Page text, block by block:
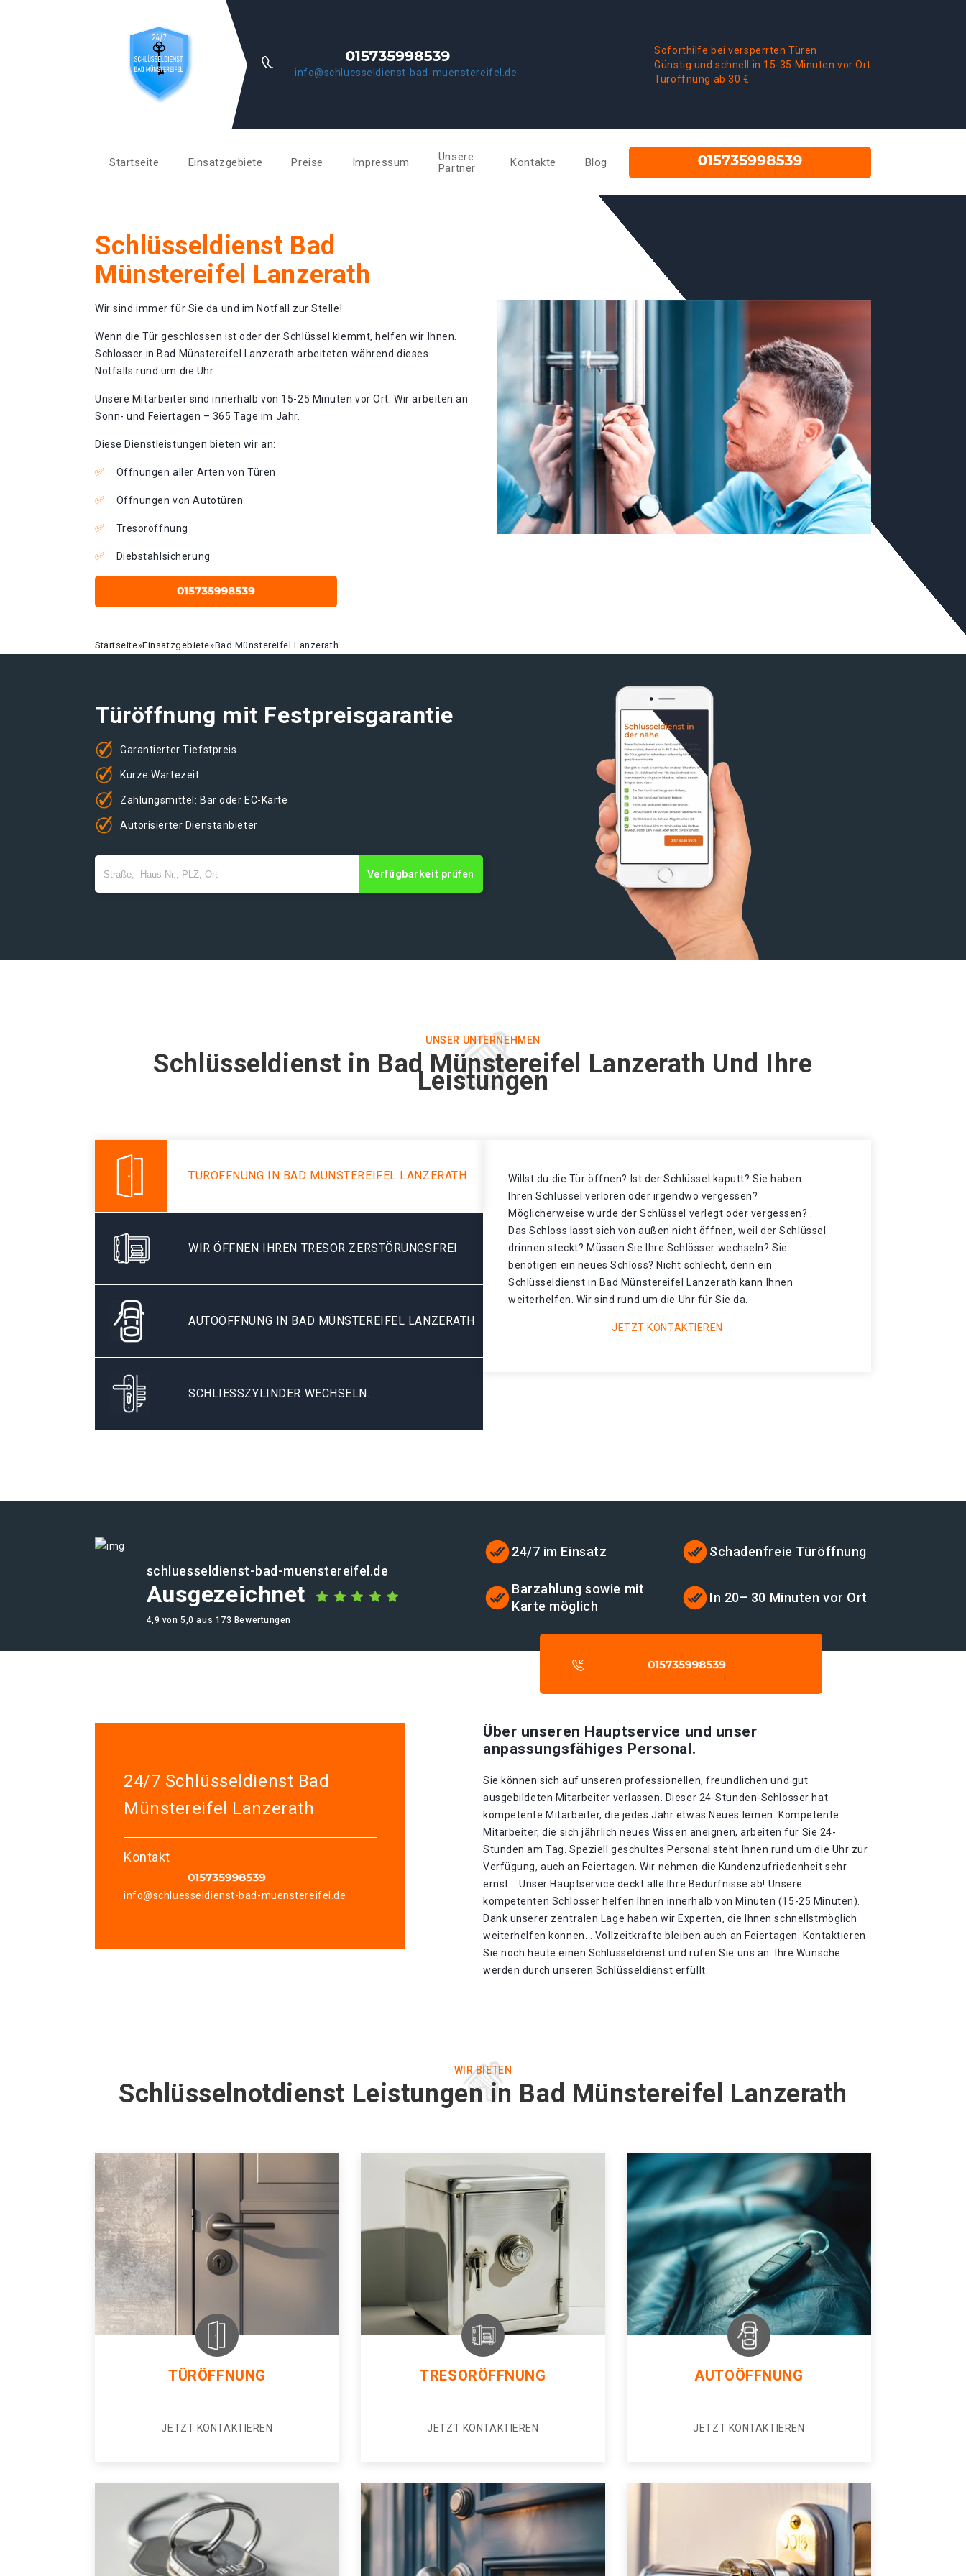
info@schluesseldienst-bad-muenstereifel.de
Soforthilfe bei versperrten Türen
Günstig und schnell in 15-35 Minuten vor Ort
Türöffnung ab 30 €
Startseite Einsatzgebiete Preise Impressum
Unsere
Partner
Kontakte Blog
Schlüsseldienst Bad
Münstereifel Lanzerath
Wir sind immer für Sie da und im Notfall zur Stelle!
Wenn die Tür geschlossen ist oder der Schlüssel klemmt, helfen wir Ihnen.
Schlosser in Bad Münstereifel Lanzerath arbeiteten während dieses
Notfalls rund um die Uhr.
Unsere Mitarbeiter sind innerhalb von 15-25 Minuten vor Ort. Wir arbeiten an
Sonn- und Feiertagen – 365 Tage im Jahr.
Diese Dienstleistungen bieten wir an:
Öffnungen aller Arten von Türen
Öffnungen von Autotüren
Tresoröffnung
Diebstahlsicherung
Startseite»Einsatzgebiete»Bad Münstereifel Lanzerath
Türöffnung mit Festpreisgarantie
Garantierter Tiefstpreis
Kurze Wartezeit
Zahlungsmittel: Bar oder EC-Karte
Autorisierter Dienstanbieter
Verfügbarkeit prüfen
UNSER UNTERNEHMEN
Schlüsseldienst in Bad Münstereifel Lanzerath Und Ihre
Leistungen
TÜRÖFFNUNG IN BAD MÜNSTEREIFEL LANZERATH
WIR ÖFFNEN IHREN TRESOR ZERSTÖRUNGSFREI
AUTOÖFFNUNG IN BAD MÜNSTEREIFEL LANZERATH
SCHLIESSZYLINDER WECHSELN.
Willst du die Tür öffnen? Ist der Schlüssel kaputt? Sie haben
Ihren Schlüssel verloren oder irgendwo vergessen?
Möglicherweise wurde der Schlüssel verlegt oder vergessen? .
Das Schloss lässt sich von außen nicht öffnen, weil der Schlüssel
drinnen steckt? Müssen Sie Ihre Schlösser wechseln? Sie
benötigen ein neues Schloss? Nicht schlecht, denn ein
Schlüsseldienst in Bad Münstereifel Lanzerath kann Ihnen
weiterhelfen. Wir sind rund um die Uhr für Sie da.
JETZT KONTAKTIEREN
schluesseldienst-bad-muenstereifel.de
Ausgezeichnet
4,9 von 5,0 aus 173 Bewertungen
24/7 im Einsatz Schadenfreie Türöffnung
Barzahlung sowie mit
Karte möglich
In 20– 30 Minuten vor Ort
24/7 Schlüsseldienst Bad
Münstereifel Lanzerath
Kontakt
info@schluesseldienst-bad-muenstereifel.de
Über unseren Hauptservice und unser
anpassungsfähiges Personal.
Sie können sich auf unseren professionellen, freundlichen und gut
ausgebildeten Mitarbeiter verlassen. Dieser 24-Stunden-Schlosser hat
kompetente Mitarbeiter, die jedes Jahr etwas Neues lernen. Kompetente
Mitarbeiter, die sich jährlich neues Wissen aneignen, arbeiten für Sie 24-
Stunden am Tag. Speziell geschultes Personal steht Ihnen rund um die Uhr zur
Verfügung, auch an Feiertagen. Wir nehmen die Kundenzufriedenheit sehr
ernst. . Unser Hauptservice deckt alle Ihre Bedürfnisse ab! Unsere
kompetenten Schlosser helfen Ihnen innerhalb von Minuten (15-25 Minuten).
Dank unserer zentralen Lage haben wir Experten, die Ihnen schnellstmöglich
weiterhelfen können. . Vollzeitkräfte bleiben auch an Feiertagen. Kontaktieren
Sie noch heute einen Schlüsseldienst und rufen Sie uns an. Ihre Wünsche
werden durch unseren Schlüsseldienst erfüllt.
WIR BIETEN
Schlüsselnotdienst Leistungen in Bad Münstereifel Lanzerath
TÜRÖFFNUNG
JETZT KONTAKTIEREN
TRESORÖFFNUNG
JETZT KONTAKTIEREN
AUTOÖFFNUNG
JETZT KONTAKTIEREN